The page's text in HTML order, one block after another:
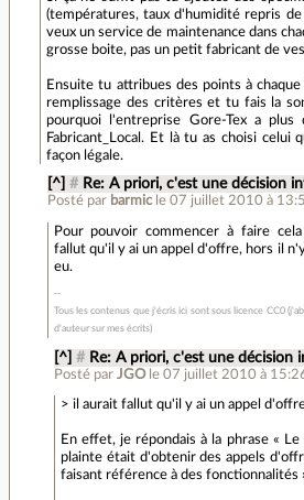
(températures, taux d'humidité repris
veux un service de maintenance dans
grosse boite, pas un petit fabricant de
Ensuite tu attribues des points à
remplissage des critères et tu fais la
pourquoi l'entreprise Gore-Tex a
Fabricant_Local. Et là tu as choisi celui
façon légale.
[^] # Re: A priori, c'est une décision
Posté par barmic le 07 juillet 2010 à
Pour pouvoir commencer à faire
fallut qu'il y ai un appel d'offre, hors il
eu.
Tous les contenus que j'écris ici sont sous licence CC0
d'auteur sur mes écrits)
[^] # Re: A priori, c'est une décision
Posté par JGO le 07 juillet 2010 à
> il aurait fallut qu'il y ai un appel
En effet, je répondais à la phrase «
plainte était d'obtenir des appels
faisant référence à des fonctionnalités